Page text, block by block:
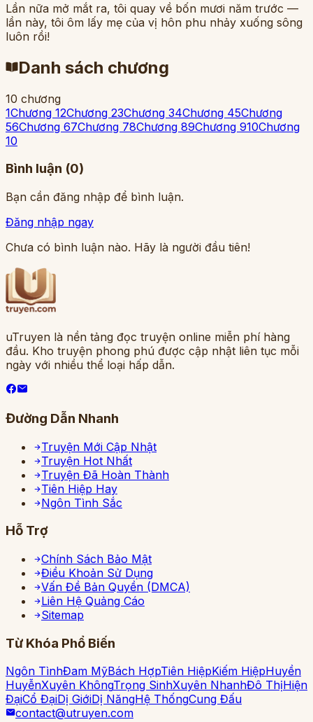
Lần nữa mở mắt ra, tôi quay về bốn mươi năm trước —
lần này, tôi ôm lấy mẹ của vị hôn phu nhảy xuống sông
luôn rồi!
Danh sách chương
10 chương
1Chương 12Chương 23Chương 34Chương 45Chương
56Chương 67Chương 78Chương 89Chương 910Chương
10
Bình luận (0)
Bạn cần đăng nhập để bình luận.
Đăng nhập ngay
Chưa có bình luận nào. Hãy là người đầu tiên!
uTruyen là nền tảng đọc truyện online miễn phí hàng
đầu. Kho truyện phong phú được cập nhật liên tục mỗi
ngày với nhiều thể loại hấp dẫn.
Đường Dẫn Nhanh
Truyện Mới Cập Nhật
Truyện Hot Nhất
Truyện Đã Hoàn Thành
Tiên Hiệp Hay
Ngôn Tình Sắc
Hỗ Trợ
Chính Sách Bảo Mật
Điều Khoản Sử Dụng
Vấn Đề Bản Quyền (DMCA)
Liên Hệ Quảng Cáo
Sitemap
Từ Khóa Phổ Biến
Ngôn TìnhĐam MỹBách HợpTiên HiệpKiếm HiệpHuyền
HuyễnXuyên KhôngTrọng SinhXuyên NhanhĐô ThịHiện
ĐạiCổ ĐạiDị GiớiDị NăngHệ ThốngCung Đấu
contact@utruyen.com